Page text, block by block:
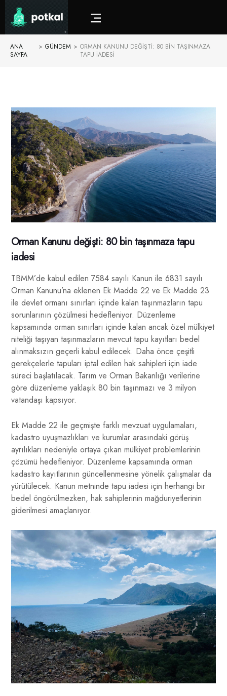
ANA
SAYFA
> GÜNDEM > ORMAN KANUNU DEĞIŞTI: 80 BIN TAŞINMAZA
TAPU IADESI
Orman Kanunu değişti: 80 bin taşınmaza tapu
iadesi
TBMM’de kabul edilen 7584 sayılı Kanun ile 6831 sayılı
Orman Kanunu’na eklenen Ek Madde 22 ve Ek Madde 23
ile devlet ormanı sınırları içinde kalan taşınmazların tapu
sorunlarının çözülmesi hedefleniyor. Düzenleme
kapsamında orman sınırları içinde kalan ancak özel mülkiyet
niteliği taşıyan taşınmazların mevcut tapu kayıtları bedel
alınmaksızın geçerli kabul edilecek. Daha önce çeşitli
gerekçelerle tapuları iptal edilen hak sahipleri için iade
süreci başlatılacak. Tarım ve Orman Bakanlığı verilerine
göre düzenleme yaklaşık 80 bin taşınmazı ve 3 milyon
vatandaşı kapsıyor.
Ek Madde 22 ile geçmişte farklı mevzuat uygulamaları,
kadastro uyuşmazlıkları ve kurumlar arasındaki görüş
ayrılıkları nedeniyle ortaya çıkan mülkiyet problemlerinin
çözümü hedefleniyor. Düzenleme kapsamında orman
kadastro kayıtlarının güncellenmesine yönelik çalışmalar da
yürütülecek. Kanun metninde tapu iadesi için herhangi bir
bedel öngörülmezken, hak sahiplerinin mağduriyetlerinin
giderilmesi amaçlanıyor.